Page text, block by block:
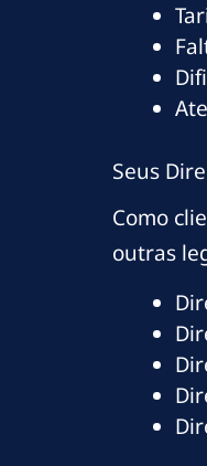
Seus
Como
outras